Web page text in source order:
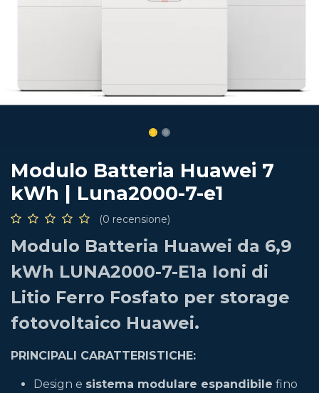
Modulo Batteria Huawei 7
kWh | Luna2000-7-e1
(0 recensione)
Modulo Batteria Huawei da 6,9
kWh LUNA2000-7-E1a Ioni di
Litio Ferro Fosfato per storage
fotovoltaico Huawei.
PRINCIPALI CARATTERISTICHE:
Design e sistema modulare espandibile fino